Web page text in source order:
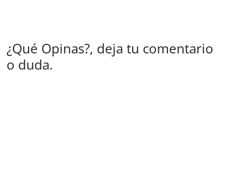
¿Qué Opinas?, deja tu comentario
o duda.